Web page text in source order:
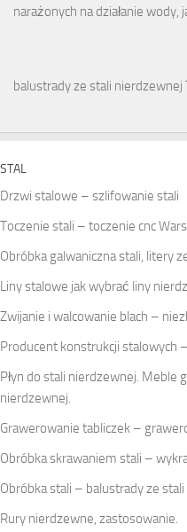
narażonych na działanie wody,
balustrady ze stali nierdzewnej
STAL
Drzwi stalowe – szlifowanie stali
Toczenie stali – toczenie cnc
Obróbka galwaniczna stali, litery
Liny stalowe jak wybrać liny
Zwijanie i walcowanie blach –
Producent konstrukcji stalowych
Płyn do stali nierdzewnej. Meble
nierdzewnej.
Grawerowanie tabliczek –
Obróbka skrawaniem stali –
Obróbka stali – balustrady ze
Rury nierdzewne, zastosowanie.